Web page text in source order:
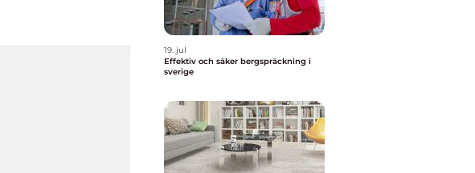
19. jul
Effektiv och säker bergspräckning i
sverige